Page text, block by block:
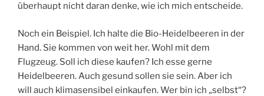
überhaupt nicht daran denke, wie ich mich entscheide.
Noch ein Beispiel. Ich halte die Bio-Heidelbeeren in der
Hand. Sie kommen von weit her. Wohl mit dem
Flugzeug. Soll ich diese kaufen? Ich esse gerne
Heidelbeeren. Auch gesund sollen sie sein. Aber ich
will auch klimasensibel einkaufen. Wer bin ich „selbst“?